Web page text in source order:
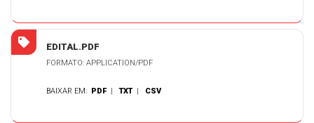
EDITAL.PDF
FORMATO: APPLICATION/PDF
BAIXAR EM: PDF |TXT | CSV